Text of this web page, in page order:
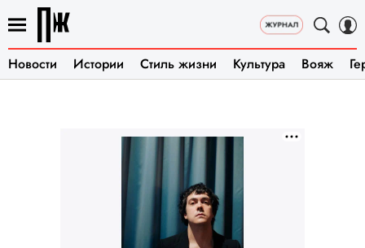
Новости Истории Стиль жизни Культура Вояж